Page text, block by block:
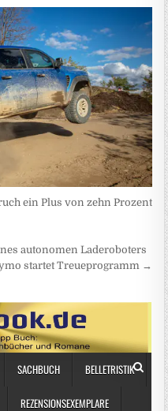
ein Plus von zehn Prozent
autonomen Laderoboters
startet Treueprogramm →